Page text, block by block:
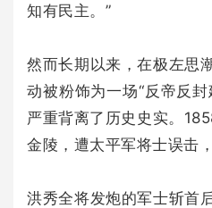
知有民主。”
然而长期以来，在极左思
动被粉饰为一场“反帝反
严重背离了历史史实。
金陵，遭太平军将士误击
洪秀全将发炮的军士斩首